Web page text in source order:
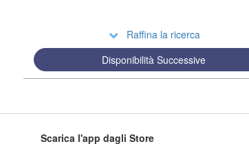
Raffina la ricerca
Disponibilità Successive
Scarica l'app dagli Store